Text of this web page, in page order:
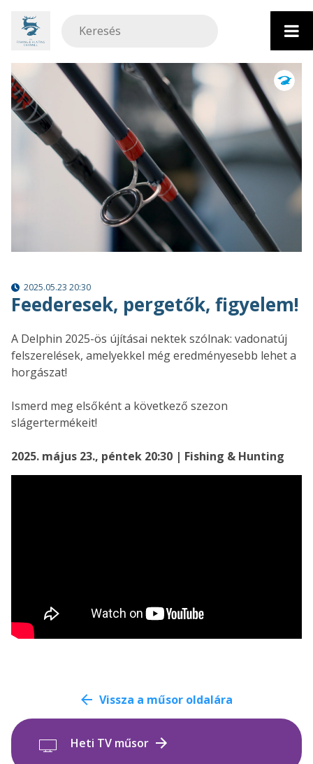
tartalomhoz
2025.05.23 20:30
Feederesek, pergetők, figyelem!
A Delphin 2025-ös újításai nektek szólnak: vadonatúj
felszerelések, amelyekkel még eredményesebb lehet a
horgászat!
Ismerd meg elsőként a következő szezon
slágertermékeit!
2025. május 23., péntek 20:30 | Fishing & Hunting
Vissza a műsor oldalára
Heti TV műsor